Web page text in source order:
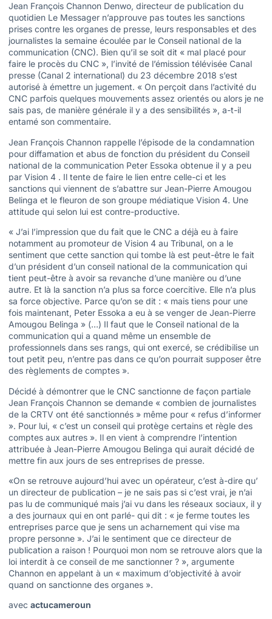
Jean François Channon Denwo, directeur de publication du
quotidien Le Messager n’approuve pas toutes les sanctions
prises contre les organes de presse, leurs responsables et des
journalistes la semaine écoulée par le Conseil national de la
communication (CNC). Bien qu’il se soit dit « mal placé pour
faire le procès du CNC », l’invité de l’émission télévisée Canal
presse (Canal 2 international) du 23 décembre 2018 s’est
autorisé à émettre un jugement. « On perçoit dans l’activité du
CNC parfois quelques mouvements assez orientés ou alors je ne
sais pas, de manière générale il y a des sensibilités », a-t-il
entamé son commentaire.
Jean François Channon rappelle l’épisode de la condamnation
pour diffamation et abus de fonction du président du Conseil
national de la communication Peter Essoka obtenue il y a peu
par Vision 4 . Il tente de faire le lien entre celle-ci et les
sanctions qui viennent de s’abattre sur Jean-Pierre Amougou
Belinga et le fleuron de son groupe médiatique Vision 4. Une
attitude qui selon lui est contre-productive.
« J’ai l’impression que du fait que le CNC a déjà eu à faire
notamment au promoteur de Vision 4 au Tribunal, on a le
sentiment que cette sanction qui tombe là est peut-être le fait
d’un président d’un conseil national de la communication qui
tient peut-être à avoir sa revanche d’une manière ou d’une
autre. Et là la sanction n’a plus sa force coercitive. Elle n’a plus
sa force objective. Parce qu’on se dit : « mais tiens pour une
fois maintenant, Peter Essoka a eu à se venger de Jean-Pierre
Amougou Belinga » (…) Il faut que le Conseil national de la
communication qui a quand même un ensemble de
professionnels dans ses rangs, qui ont exercé, se crédibilise un
tout petit peu, n’entre pas dans ce qu’on pourrait supposer être
des règlements de comptes ».
Décidé à démontrer que le CNC sanctionne de façon partiale
Jean François Channon se demande « combien de journalistes
de la CRTV ont été sanctionnés » même pour « refus d’informer
». Pour lui, « c’est un conseil qui protège certains et règle des
comptes aux autres ». Il en vient à comprendre l’intention
attribuée à Jean-Pierre Amougou Belinga qui aurait décidé de
mettre fin aux jours de ses entreprises de presse.
«On se retrouve aujourd’hui avec un opérateur, c’est à-dire qu’
un directeur de publication – je ne sais pas si c’est vrai, je n’ai
pas lu de communiqué mais j’ai vu dans les réseaux sociaux, il y
a des journaux qui en ont parlé- qui dit : « je ferme toutes les
entreprises parce que je sens un acharnement qui vise ma
propre personne ». J’ai le sentiment que ce directeur de
publication a raison ! Pourquoi mon nom se retrouve alors que la
loi interdit à ce conseil de me sanctionner ? », argumente
Channon en appelant à un « maximum d’objectivité à avoir
quand on sanctionne des organes ».
avec actucameroun